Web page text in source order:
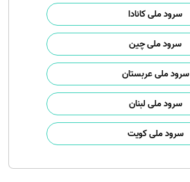
سرود ملی کانادا
سرود ملی چین
سرود ملی عربستان
سرود ملی لبنان
سرود ملی کویت